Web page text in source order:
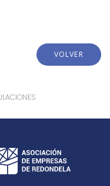
VOLVER